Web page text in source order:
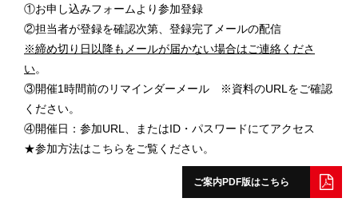
①お申し込みフォームより参加登録
②担当者が登録を確認次第、登録完了メールの配信
※締め切り日以降もメールが届かない場合はご連絡くださ
い。
③開催1時間前のリマインダーメール ※資料のURLをご確認
ください。
④開催日：参加URL、またはID・パスワードにてアクセス
★参加方法はこちらをご覧ください。
ご案内PDF版はこちら